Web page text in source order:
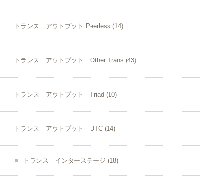
トランス アウトプット Peerless (14)
トランス アウトプット Other Trans (43)
トランス アウトプット Triad (10)
トランス アウトプット UTC (14)
トランス インターステージ (18)